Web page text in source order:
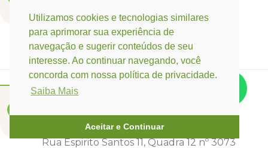
Utilizamos cookies e tecnologias similares
para aprimorar sua experiência de
navegação e sugerir conteúdos de seu
interesse. Ao continuar navegando, você
concorda com nossa política de privacidade.
Saiba Mais
Aceitar e Continuar
Rua Eurídice Chagas Cruz, 2675
Centro
(67) 9 9249-5406
Campo Verde - MT
Rondonópolis - MT
Rua Espirito Santos 11, Quadra 12 nº 3073